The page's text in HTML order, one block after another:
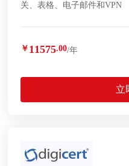
关、表格、电子邮件和VPN
￥ 11575.00/年
立